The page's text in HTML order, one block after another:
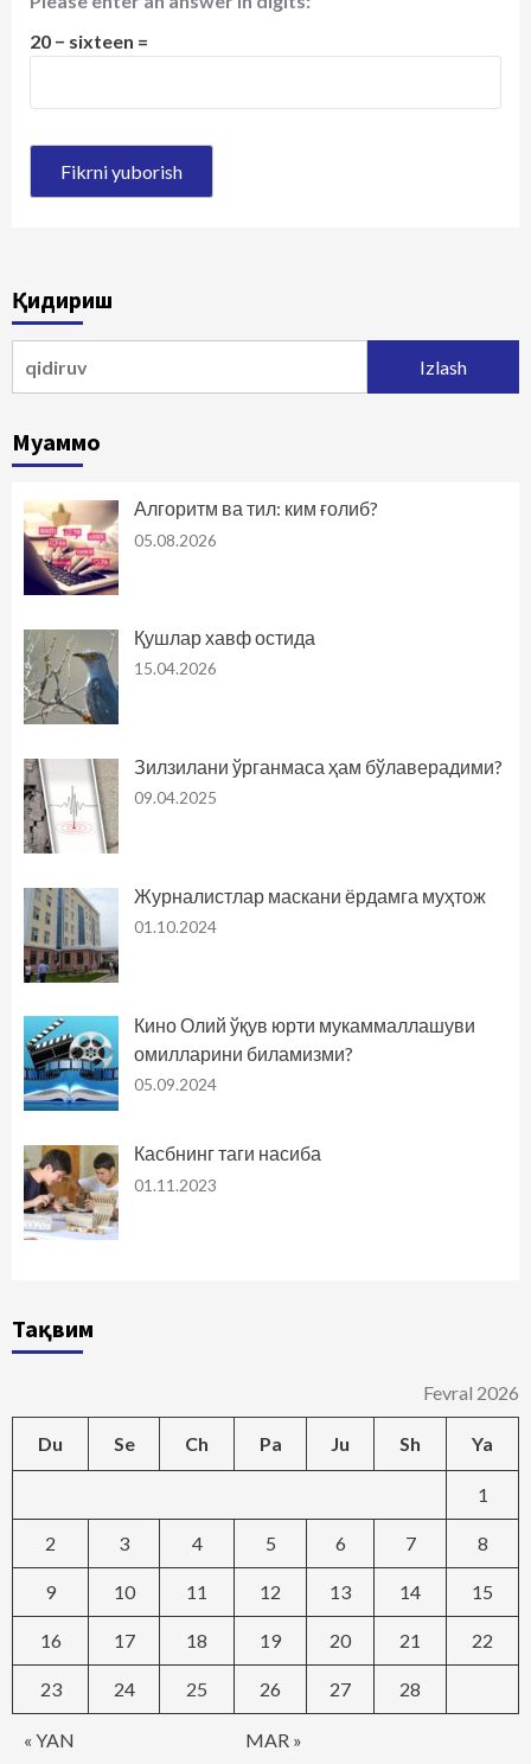
20 − sixteen =
Қидириш
Муаммо
Алгоритм ва тил: ким ғолиб?
05.08.2026
Қушлар хавф остида
15.04.2026
Зилзилани ўрганмаса ҳам бўлаверадими?
09.04.2025
Журналистлар маскани ёрдамга муҳтож
01.10.2024
Кино Олий ўқув юрти мукаммаллашуви
омилларини биламизми?
05.09.2024
Касбнинг таги насиба
01.11.2023
Тақвим
Fevral 2026
Du Se Ch Pa Ju Sh Ya
« YAN MAR »
1
2 3 4 5 6 7 8
9 10 11 12 13 14 15
16 17 18 19 20 21 22
23 24 25 26 27 28